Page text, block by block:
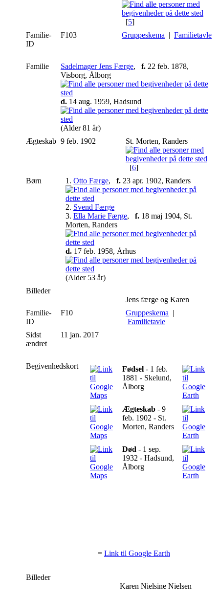
[5]
Familie-
ID
F103 Gruppeskema | Familietavle
Familie Sadelmager Jens Færge, f. 22 feb. 1878,
Visborg, Ålborg
d. 14 aug. 1959, Hadsund
(Alder 81 år)
Ægteskab 9 feb. 1902 St. Morten, Randers
[6]
Børn
1. Otto Færge, f. 23 apr. 1902, Randers
2. Svend Færge
3. Ella Marie Færge, f. 18 maj 1904, St.
Morten, Randers
d. 17 feb. 1958, Århus
(Alder 53 år)
Billeder
Jens færge og Karen
Familie-
ID
F10 Gruppeskema |
Familietavle
Sidst
ændret
11 jan. 2017
Begivenhedskort Fødsel - 1 feb.
1881 - Skelund,
Ålborg
Ægteskab - 9
feb. 1902 - St.
Morten, Randers
Død - 1 sep.
1932 - Hadsund,
Ålborg
= Link til Google Earth
Billeder
Karen Nielsine Nielsen